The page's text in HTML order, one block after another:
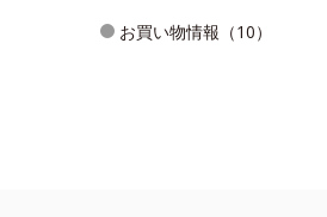
お買い物情報（10）